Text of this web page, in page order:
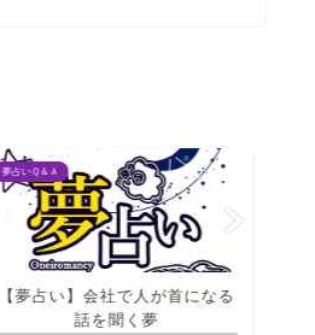
夢占いＱ＆Ａ
【夢占い】会社で人が首になる
話を聞く夢